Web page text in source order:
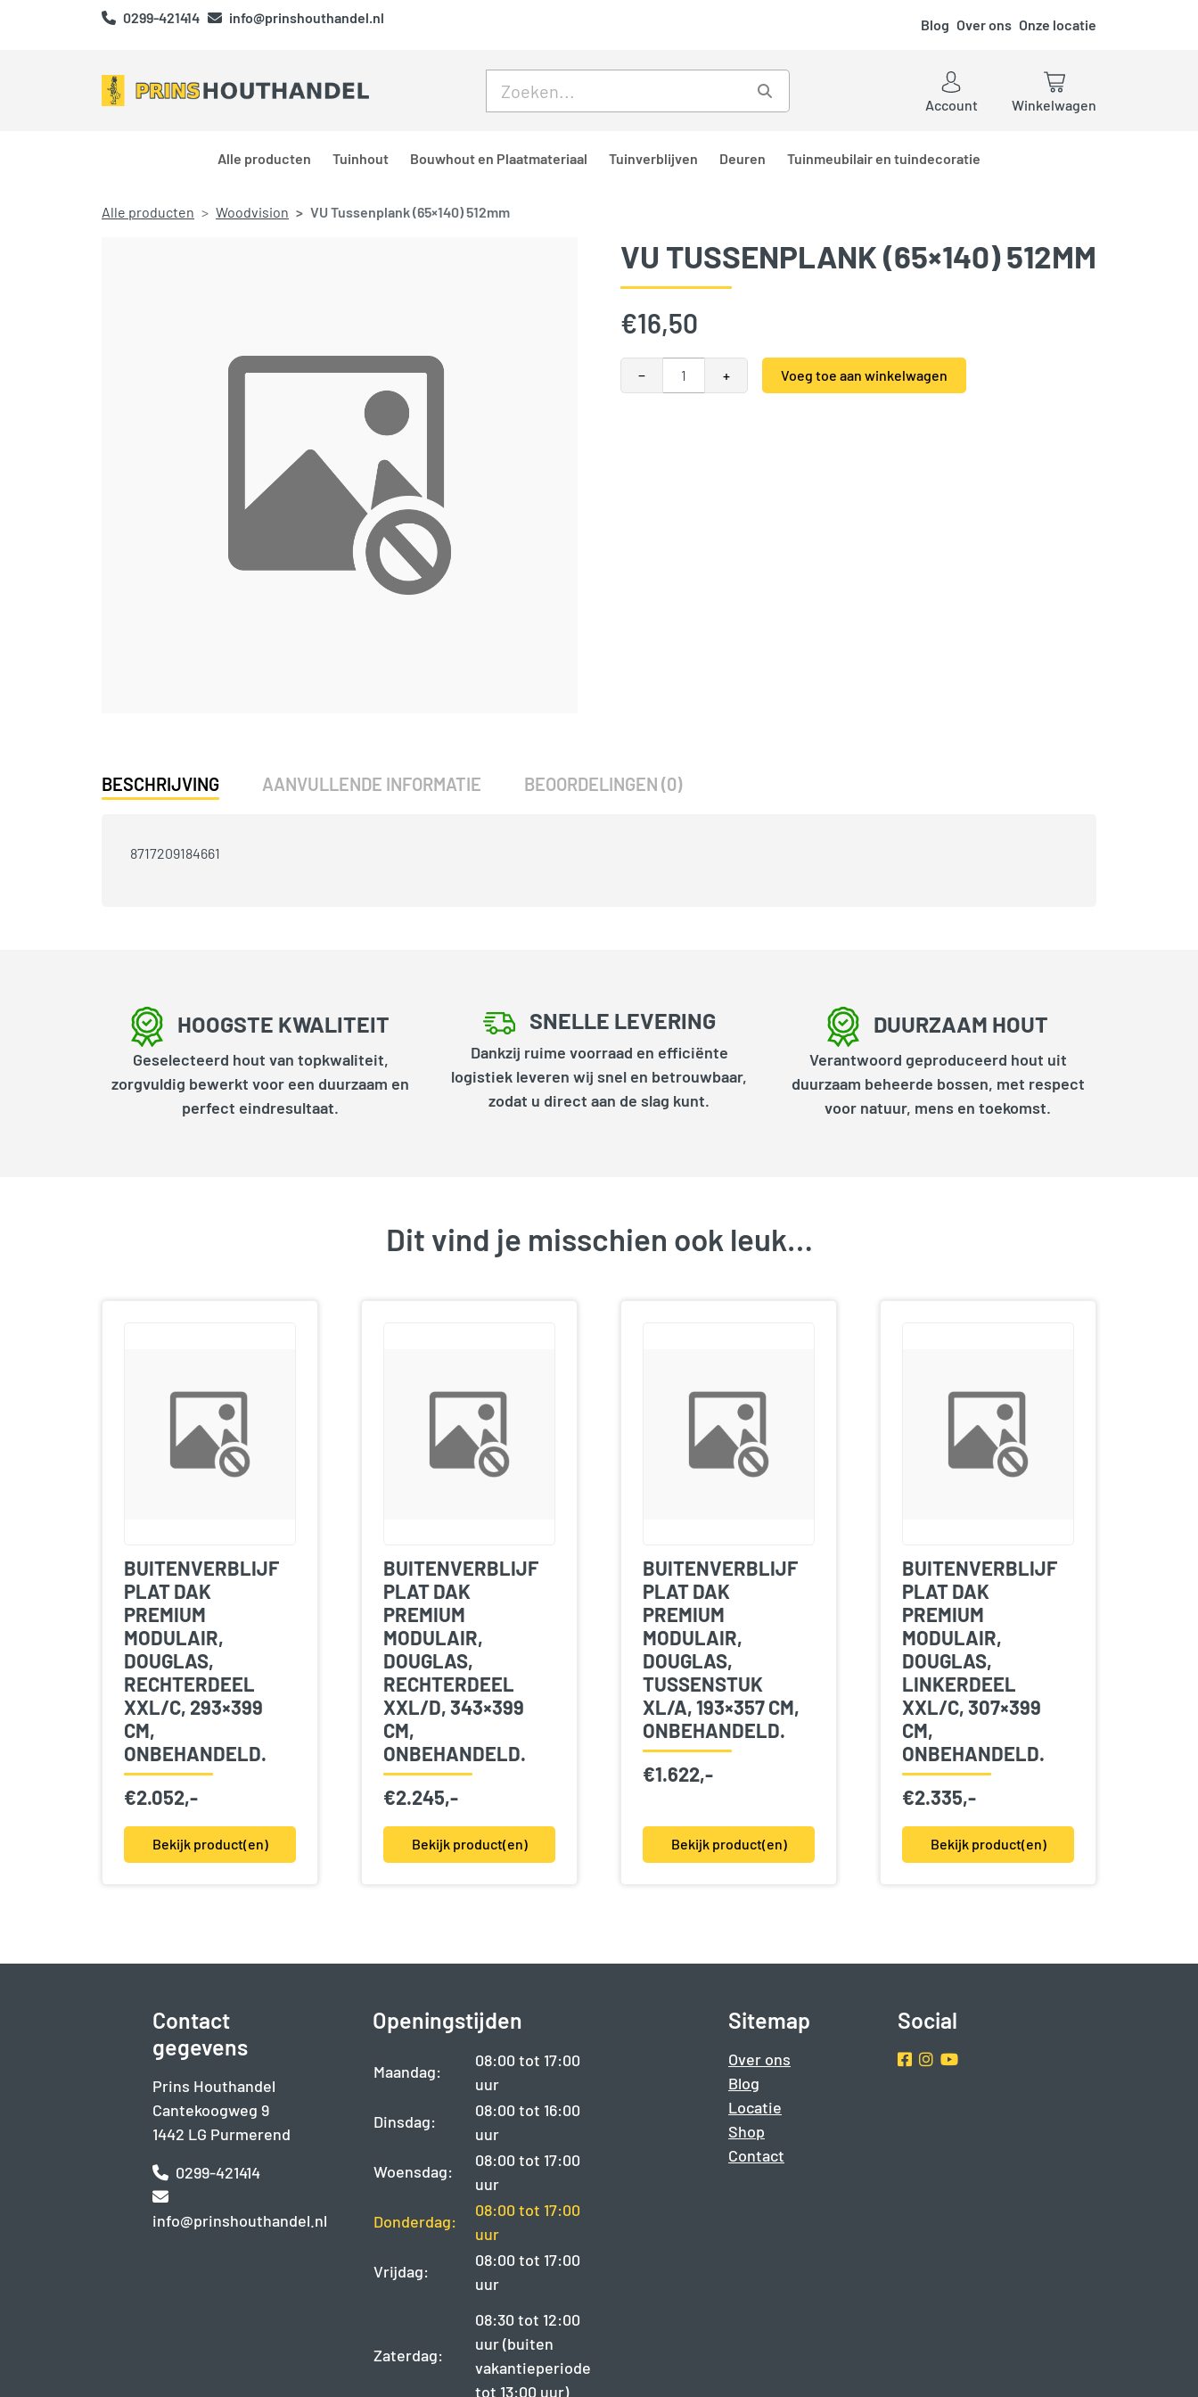
0299-421414 info@prinshouthandel.nl Blog Over ons Onze locatie
Account
Winkelwagen
Alle producten Tuinhout Bouwhout en Plaatmateriaal Tuinverblijven Deuren Tuinmeubilair en tuindecoratie
Alle producten Woodvision VU Tussenplank (65×140) 512mm
VU TUSSENPLANK (65×140) 512MM
€16,50
−
VU Tussenplank (65x140) 512mm aantal
+
Voeg toe aan winkelwagen
BESCHRIJVING AANVULLENDE INFORMATIE BEOORDELINGEN (0)
8717209184661
HOOGSTE KWALITEIT
Geselecteerd hout van topkwaliteit,
zorgvuldig bewerkt voor een duurzaam en
perfect eindresultaat.
SNELLE LEVERING
Dankzij ruime voorraad en efficiënte
logistiek leveren wij snel en betrouwbaar,
zodat u direct aan de slag kunt.
DUURZAAM HOUT
Verantwoord geproduceerd hout uit
duurzaam beheerde bossen, met respect
voor natuur, mens en toekomst.
Dit vind je misschien ook leuk…
BUITENVERBLIJF
PLAT DAK
PREMIUM
MODULAIR,
DOUGLAS,
RECHTERDEEL
XXL/C, 293×399
CM,
ONBEHANDELD.
€2.052,-
Bekijk product(en)
BUITENVERBLIJF
PLAT DAK
PREMIUM
MODULAIR,
DOUGLAS,
RECHTERDEEL
XXL/D, 343×399
CM,
ONBEHANDELD.
€2.245,-
Bekijk product(en)
BUITENVERBLIJF
PLAT DAK
PREMIUM
MODULAIR,
DOUGLAS,
TUSSENSTUK
XL/A, 193×357 CM,
ONBEHANDELD.
€1.622,-
Bekijk product(en)
BUITENVERBLIJF
PLAT DAK
PREMIUM
MODULAIR,
DOUGLAS,
LINKERDEEL
XXL/C, 307×399
CM,
ONBEHANDELD.
€2.335,-
Bekijk product(en)
Contact
gegevens
Prins Houthandel
Cantekoogweg 9
1442 LG Purmerend
0299-421414
info@prinshouthandel.nl
Openingstijden
Maandag:
08:00 tot 17:00
uur
Dinsdag:
08:00 tot 16:00
uur
Woensdag:
08:00 tot 17:00
uur
Donderdag:
08:00 tot 17:00
uur
Vrijdag:
08:00 tot 17:00
uur
Zaterdag:
08:30 tot 12:00
uur (buiten
vakantieperiode
tot 13:00 uur)
Sitemap
Over ons
Blog
Locatie
Shop
Contact
Social
Facebook
Instragram
Youtube